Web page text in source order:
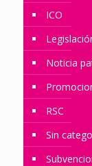
ICO
Noticia
RSC
Sin